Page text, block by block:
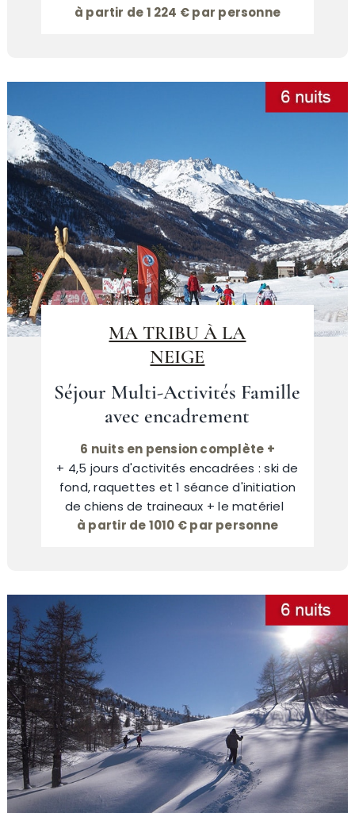
à partir de 1 224 € par personne
MA TRIBU À LA
NEIGE
Séjour Multi-Activités Famille
avec encadrement
6 nuits en pension complète +
+ 4,5 jours d'activités encadrées : ski de
fond, raquettes et 1 séance d'initiation
de chiens de traineaux + le matériel
à partir de 1010 € par personne